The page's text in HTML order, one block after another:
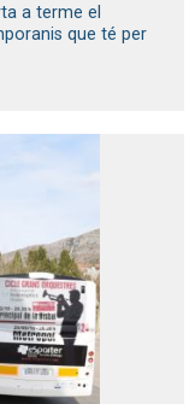
a terme el
que té per